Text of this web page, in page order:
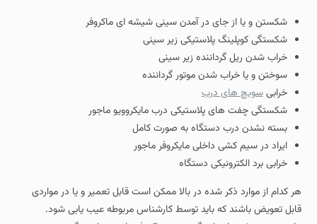
شکستن و یا از جای در آمدن سینی شیشه ای ماکروفر
شکستگی کوپلینگ پلاستیکی زیر سینی
خراب شدن ریل گرداننده زیر سینی
سوختن و یا خراب شدن موتور گرداننده
خرابیسویچ های درب
شکستگی چفت های پلاستیکی درب مایکروویو ماجور
بسته نشدن درب دستگاه به صورت کامل
ایراد در سیم کشی داخلی مایکروفر ماجور
خرابی برد الکترونیکی دستگاه
هر کدام از موارد ذکر شده در بالا ممکن است قابل تعمیر و یا در مواردی
قابل تعویض باشند که باید توسط کارشناس مربوطه عیب یابی شود.